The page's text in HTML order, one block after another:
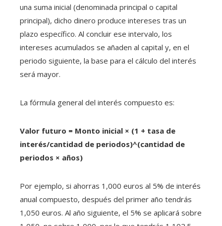
una suma inicial (denominada principal o capital
principal), dicho dinero produce intereses tras un
plazo específico. Al concluir ese intervalo, los
intereses acumulados se añaden al capital y, en el
periodo siguiente, la base para el cálculo del interés
será mayor.
La fórmula general del interés compuesto es:
Valor futuro = Monto inicial × (1 + tasa de
interés/cantidad de periodos)^(cantidad de
periodos × años)
Por ejemplo, si ahorras 1,000 euros al 5% de interés
anual compuesto, después del primer año tendrás
1,050 euros. Al año siguiente, el 5% se aplicará sobre